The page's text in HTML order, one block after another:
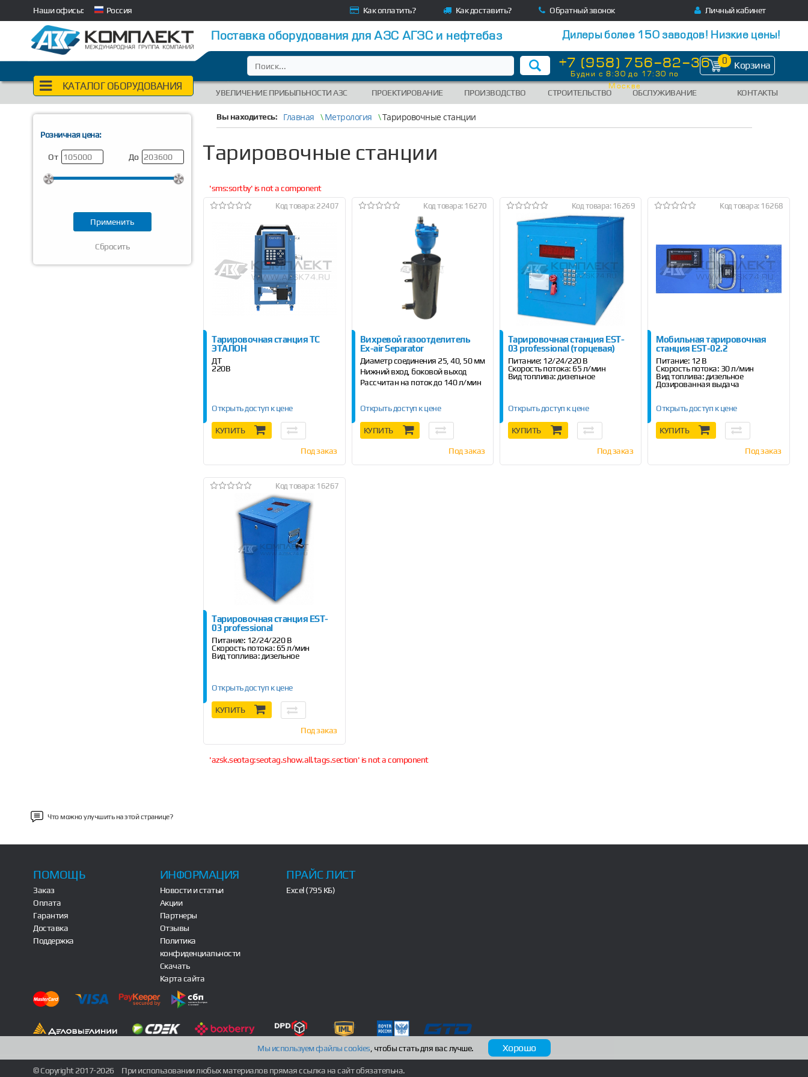
Наши офисы: Россия Как оплатить? Как доставить? Обратный звонок Личный кабинет
Поставка оборудования для АЗС АГЗС и нефтебаз Дилеры более 150 заводов! Низкие цены!
КАТАЛОГ ОБОРУДОВАНИЯ
+7 (958) 756-82-36
Будни с 8:30 до 17:30 по
Москве
0 Корзина
УВЕЛИЧЕНИЕ ПРИБЫЛЬНОСТИ АЗС ПРОЕКТИРОВАНИЕ ПРОИЗВОДСТВО СТРОИТЕЛЬСТВО ОБСЛУЖИВАНИЕ КОНТАКТЫ
Вы находитесь: Главная \Метрология \Тарировочные станции
Розничная цена:
От До
Сбросить
Тарировочные станции
'sms:sortby' is not a component
Код товара: 22407
Тарировочная станция ТС
ЭТАЛОН
ДТ
220В
Открыть доступ к цене
КУПИТЬ
Под заказ
Код товара: 16270
Вихревой газоотделитель
Ex-air Separator
Диаметр соединения 25, 40, 50 мм
Нижний вход, боковой выход
Рассчитан на поток до 140 л/мин
Открыть доступ к цене
КУПИТЬ
Под заказ
Код товара: 16269
Тарировочная станция EST-
03 professional (торцевая)
Питание: 12/24/220 В
Скорость потока: 65 л/мин
Вид топлива: дизельное
Открыть доступ к цене
КУПИТЬ
Под заказ
Код товара: 16268
Мобильная тарировочная
станция EST-02.2
Питание: 12 В
Скорость потока: 30 л/мин
Вид топлива: дизельное
Дозированная выдача
Открыть доступ к цене
КУПИТЬ
Под заказ
Код товара: 16267
Тарировочная станция EST-
03 professional
Питание: 12/24/220 В
Скорость потока: 65 л/мин
Вид топлива: дизельное
Открыть доступ к цене
КУПИТЬ
Под заказ
'azsk.seotag:seotag.show.all.tags.section' is not a component
Что можно улучшить на этой странице?
ПОМОЩЬ
Заказ
Оплата
Гарантия
Доставка
Поддержка
ИНФОРМАЦИЯ
Новости и статьи
Акции
Партнеры
Отзывы
Политика
конфиденциальности
Скачать
Карта сайта
ПРАЙС ЛИСТ
Excel (795 КБ)
© Copyright 2017-2026 При использовании любых материалов прямая ссылка на сайт обязательна.
Мы используем файлыcookies , чтобы стать для вас лучше. Хорошо